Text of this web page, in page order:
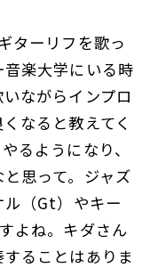
ターリフを歌っ
楽大学にいる時
ながらインプロ
なると教えてく
るようになり、
思って。ジャズ
ル（Gt）やキー
よね。キダさん
ることはありま